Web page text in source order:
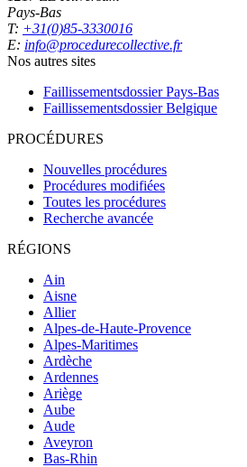
Pays-Bas
T: +31(0)85-3330016
E: info@procedurecollective.fr
Nos autres sites
Faillissementsdossier Pays-Bas
Faillissementsdossier Belgique
PROCÉDURES
Nouvelles procédures
Procédures modifiées
Toutes les procédures
Recherche avancée
RÉGIONS
Ain
Aisne
Allier
Alpes-de-Haute-Provence
Alpes-Maritimes
Ardèche
Ardennes
Ariège
Aube
Aude
Aveyron
Bas-Rhin